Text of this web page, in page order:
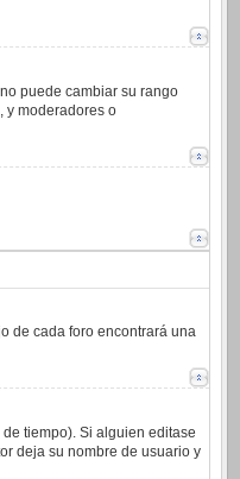
puede cambiar su rango
y moderadores o
de cada foro encontrará una
tiempo). Si alguien editase
deja su nombre de usuario y